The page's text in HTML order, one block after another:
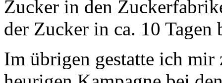
Zucker in den
der Zucker in ca. 10
Im übrigen gestatte ich mir